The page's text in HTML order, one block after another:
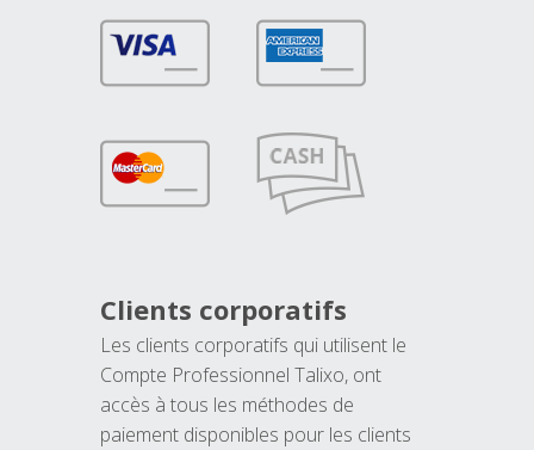
Clients corporatifs
Les clients corporatifs qui utilisent le
Compte Professionnel Talixo, ont
accès à tous les méthodes de
paiement disponibles pour les clients